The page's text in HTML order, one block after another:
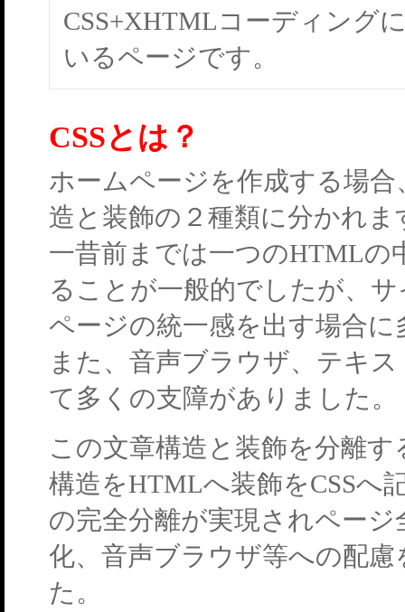
CSS+XHTMLコーディング
いるページです。
CSSとは？
ホームページを作成する場
造と装飾の２種類に分かれま
一昔前までは一つのHTMLの
ることが一般的でしたが、
ページの統一感を出す場合
また、音声ブラウザ、テキ
て多くの支障がありました。
この文章構造と装飾を分離
構造をHTMLへ装飾をCSSへ
の完全分離が実現されペー
化、音声ブラウザ等への配
た。